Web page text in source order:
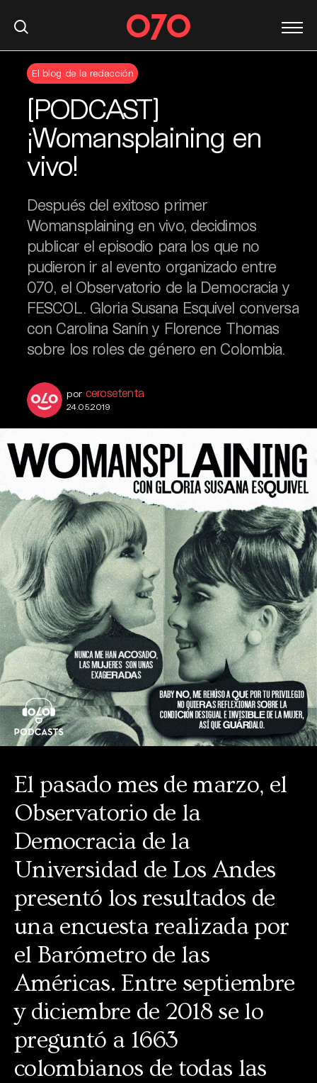
El blog de la redacción
[PODCAST]
¡Womansplaining en
vivo!
Después del exitoso primer
Womansplaining en vivo, decidimos
publicar el episodio para los que no
pudieron ir al evento organizado entre
070, el Observatorio de la Democracia y
FESCOL. Gloria Susana Esquivel conversa
con Carolina Sanín y Florence Thomas
sobre los roles de género en Colombia.
por cerosetenta
24.05.2019
El pasado mes de marzo, el
Observatorio de la
Democracia de la
Universidad de Los Andes
presentó los resultados de
una encuesta realizada por
el Barómetro de las
Américas. Entre septiembre
y diciembre de 2018 se lo
preguntó a 1663
colombianos de todas las